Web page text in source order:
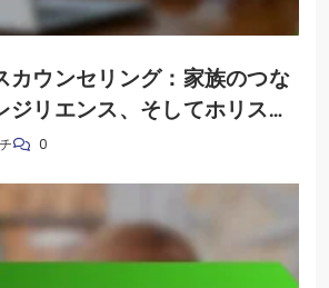
カウンセリング：家族のつな
ジリエンス、そしてホリステ
育む
0